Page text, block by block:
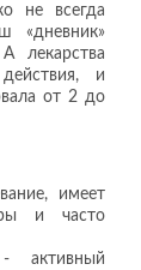
не всегда
«дневник»
лекарства
и
от 2 до
имеет
и часто
активный